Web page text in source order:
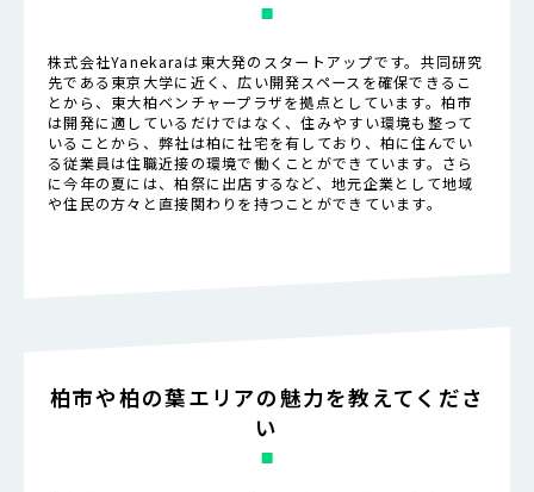
株式会社Yanekaraは東大発のスタートアップです。共同研究
先である東京大学に近く、広い開発スペースを確保できるこ
とから、東大柏ベンチャープラザを拠点としています。柏市
は開発に適しているだけではなく、住みやすい環境も整って
いることから、弊社は柏に社宅を有しており、柏に住んでい
る従業員は住職近接の環境で働くことができています。さら
に今年の夏には、柏祭に出店するなど、地元企業として地域
や住民の方々と直接関わりを持つことができています。
柏市や柏の葉エリアの魅力を教えてくださ
い